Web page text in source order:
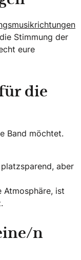
Stimmung der
eure
die
Band möchtet.
aber
Atmosphäre, ist
n